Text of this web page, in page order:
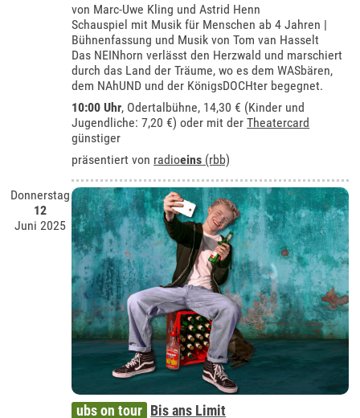
von Marc-Uwe Kling und Astrid Henn
Schauspiel mit Musik für Menschen ab 4 Jahren |
Bühnenfassung und Musik von Tom van Hasselt
Das NEINhorn verlässt den Herzwald und marschiert
durch das Land der Träume, wo es dem WASbären,
dem NAhUND und der KönigsDOCHter begegnet.
10:00 Uhr, Odertalbühne, 14,30 € (Kinder und
Jugendliche: 7,20 €) oder mit derTheatercard
günstiger
präsentiert von radioeins (rbb)
Donnerstag
12
Juni 2025
ubs on tour Bis ans Limit